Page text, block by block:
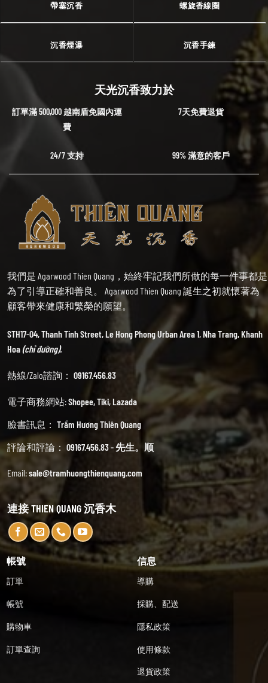
帶塞沉香 螺旋香線圈
沉香煙瀑 沉香手鍊
天光沉香致力於
訂單滿 500,000 越南盾免國內運
費
7天免費退貨
24/7 支持 99% 滿意的客戶
我們是 Agarwood Thien Quang，始終牢記我們所做的每一件事都是
為了引導正確和善良。 Agarwood Thien Quang 誕生之初就懷著為
顧客帶來健康和繁榮的願望。
STH17-04, Thanh Tinh Street, Le Hong Phong Urban Area 1, Nha Trang, Khanh
Hoa(chỉ đường).
熱線/Zalo諮詢： 09167.456.83
電子商務網站:Shopee,Tiki,Lazada
臉書訊息： Trầm Hương Thiên Quang
評論和評論： 09167.456.83 - 先生。顺
Email:sale@tramhuongthienquang.com
連接 THIEN QUANG 沉香木
帳號
訂單
帳號
購物車
訂單查詢
信息
導購
採購、配送
隱私政策
使用條款
退貨政策